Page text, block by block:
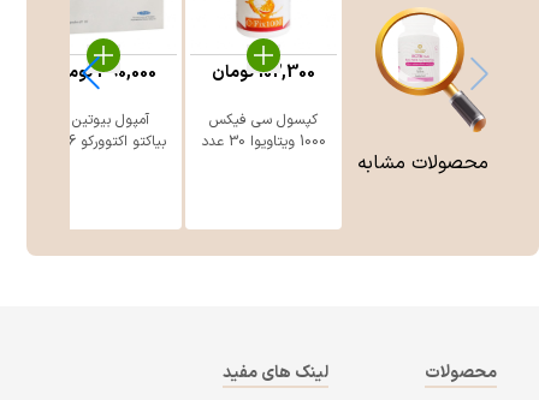
محصولات مشابه
کپسول سی فیکس
1000 ویتاویوا 30 عدد
102,300تومان
بیاکتو اکتوورکو 6 عدد
390,000تومان
محصولات لینک های مفید